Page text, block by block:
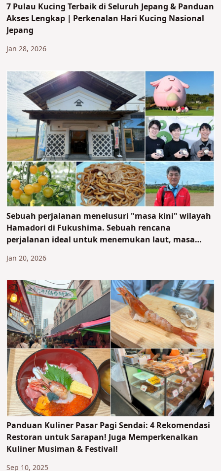
7 Pulau Kucing Terbaik di Seluruh Jepang & Panduan
Akses Lengkap｜Perkenalan Hari Kucing Nasional
Jepang
Jan 28, 2026
Sebuah perjalanan menelusuri "masa kini" wilayah
Hamadori di Fukushima. Sebuah rencana
perjalanan ideal untuk menemukan laut, masa
Jan 20, 2026
Panduan Kuliner Pasar Pagi Sendai: 4 Rekomendasi
Restoran untuk Sarapan! Juga Memperkenalkan
Kuliner Musiman & Festival!
Sep 10, 2025